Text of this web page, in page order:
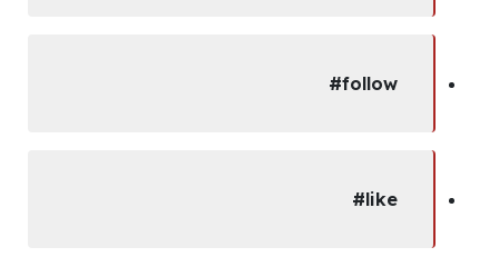
follow#
like#